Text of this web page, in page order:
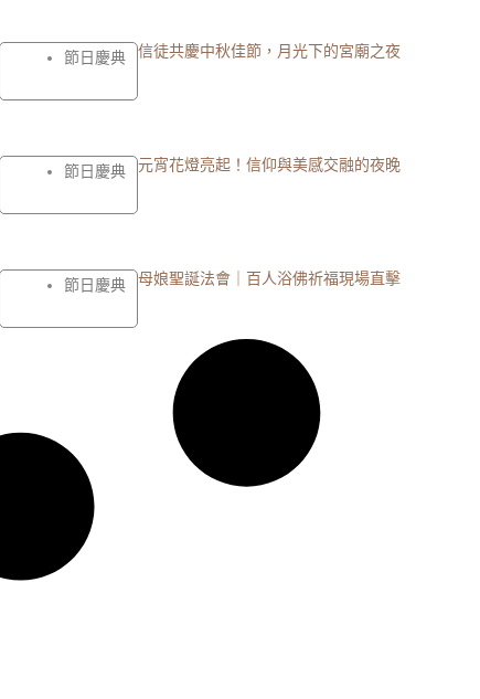
節日慶典 信徒共慶中秋佳節，月光下的宮廟之夜
節日慶典 元宵花燈亮起！信仰與美感交融的夜晚
節日慶典 母娘聖誕法會｜百人浴佛祈福現場直擊